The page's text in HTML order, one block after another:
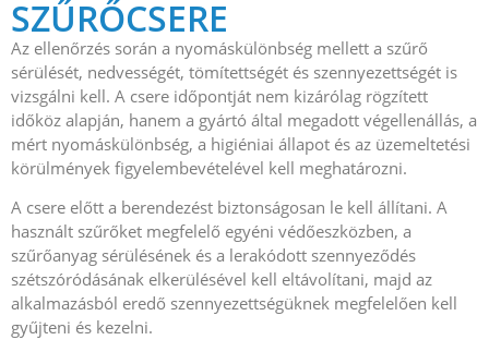
SZŰRŐCSERE
Az ellenőrzés során a nyomáskülönbség mellett a szűrő
sérülését, nedvességét, tömítettségét és szennyezettségét is
vizsgálni kell. A csere időpontját nem kizárólag rögzített
időköz alapján, hanem a gyártó által megadott végellenállás, a
mért nyomáskülönbség, a higiéniai állapot és az üzemeltetési
körülmények figyelembevételével kell meghatározni.
A csere előtt a berendezést biztonságosan le kell állítani. A
használt szűrőket megfelelő egyéni védőeszközben, a
szűrőanyag sérülésének és a lerakódott szennyeződés
szétszóródásának elkerülésével kell eltávolítani, majd az
alkalmazásból eredő szennyezettségüknek megfelelően kell
gyűjteni és kezelni.